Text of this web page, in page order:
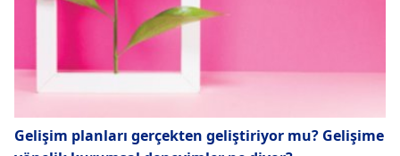
Gelişim planları gerçekten geliştiriyor mu? Gelişime